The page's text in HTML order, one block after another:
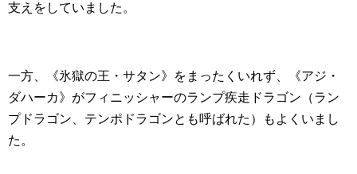
支えをしていました。
一方、《氷獄の王・サタン》をまったくいれず、《アジ・
ダハーカ》がフィニッシャーのランプ疾走ドラゴン（ラン
プドラゴン、テンポドラゴンとも呼ばれた）もよくいまし
た。